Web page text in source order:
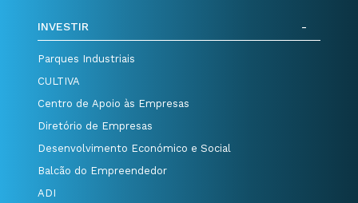
INVESTIR
Parques Industriais
CULTIVA
Centro de Apoio às Empresas
Diretório de Empresas
Desenvolvimento Económico e Social
Balcão do Empreendedor
ADI